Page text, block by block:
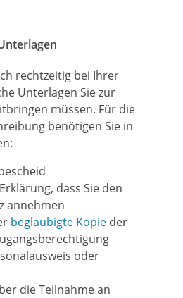
rechtzeitig bei Ihrer
Unterlagen Sie zur
müssen. Für die
benötigen Sie in
dass Sie den
annehmen
beglaubigte Kopie der
oder
die Teilnahme an